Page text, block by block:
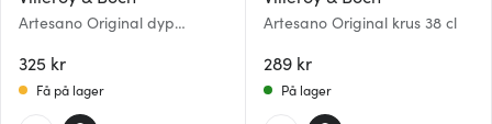
Artesano Original dyp
325 kr
Få på lager
Artesano Original krus 38 cl
289 kr
På lager